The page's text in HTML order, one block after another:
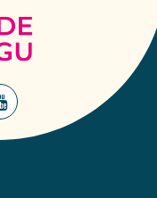
Terres
de